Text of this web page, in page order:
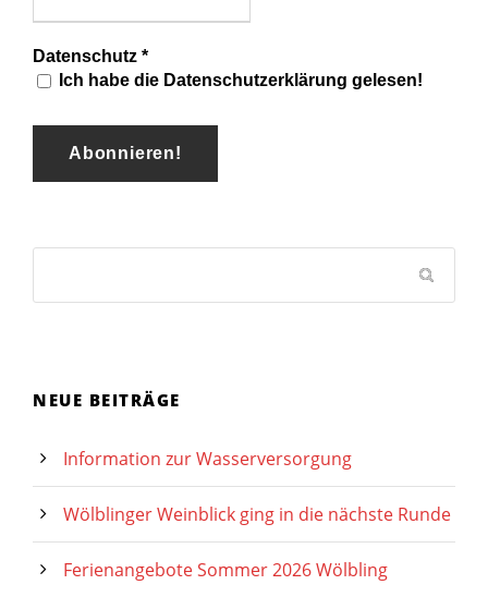
Datenschutz *
Ich habe die Datenschutzerklärung gelesen!
NEUE BEITRÄGE
Information zur Wasserversorgung
Wölblinger Weinblick ging in die nächste Runde
Ferienangebote Sommer 2026 Wölbling